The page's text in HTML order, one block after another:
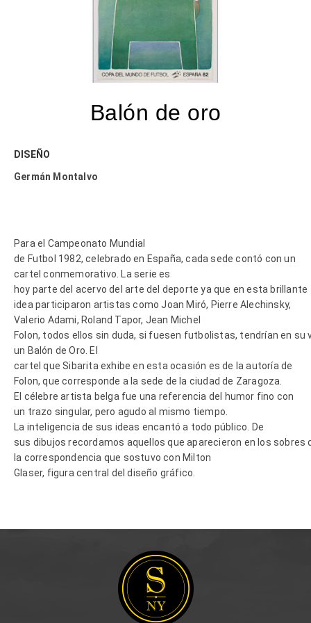
Balón de oro
DISEÑO
Germán Montalvo
Para el Campeonato Mundial
de Futbol 1982, celebrado en España, cada sede contó con un
cartel conmemorativo. La serie es
hoy parte del acervo del arte del deporte ya que en esta brillante
idea participaron artistas como Joan Miró, Pierre Alechinsky,
Valerio Adami, Roland Tapor, Jean Michel
Folon, todos ellos sin duda, si fuesen futbolistas, tendrían en su
un Balón de Oro. El
cartel que Sibarita exhibe en esta ocasión es de la autoría de
Folon, que corresponde a la sede de la ciudad de Zaragoza.
El célebre artista belga fue una referencia del humor fino con
un trazo singular, pero agudo al mismo tiempo.
La inteligencia de sus ideas encantó a todo público. De
sus dibujos recordamos aquellos que aparecieron en los sobres
la correspondencia que sostuvo con Milton
Glaser, figura central del diseño gráfico.